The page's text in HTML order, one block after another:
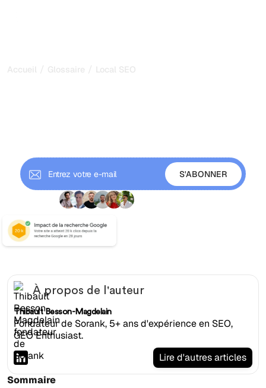
Accueil / Glossaire / Local SEO
À propos de l'auteur
Thibault Besson-Magdelain
Fondateur de Sorank, 5+ ans d'expérience en SEO,
GEO Enthusiast.
Lire d'autres articles
Sommaire